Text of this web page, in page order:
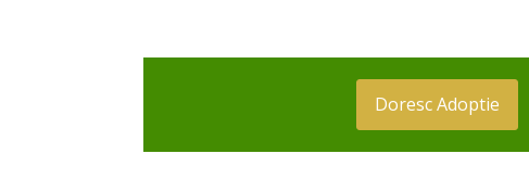
Doresc Adoptie